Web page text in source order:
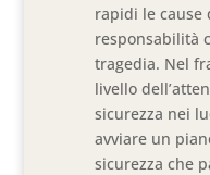
rapidi le cause
responsabilità
tragedia. Nel
livello
sicurezza nei
avviare un
sicurezza che